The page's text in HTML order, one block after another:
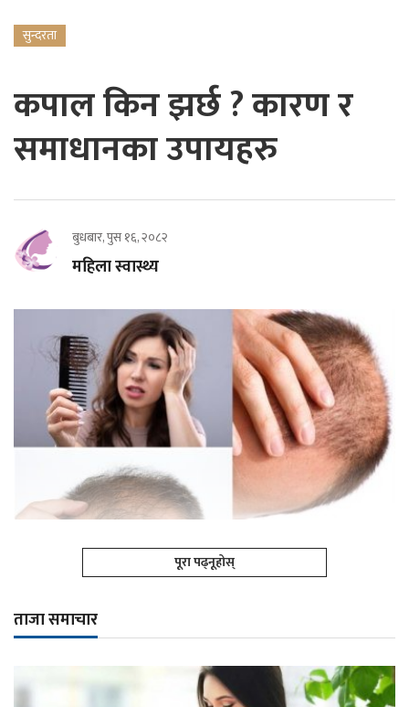
सुन्दरता
कपाल किन झर्छ ? कारण र
समाधानका उपायहरु
बुधबार, पुस १६, २०८२
महिला स्वास्थ्य
पूरा पढ्नूहोस्
ताजा समाचार